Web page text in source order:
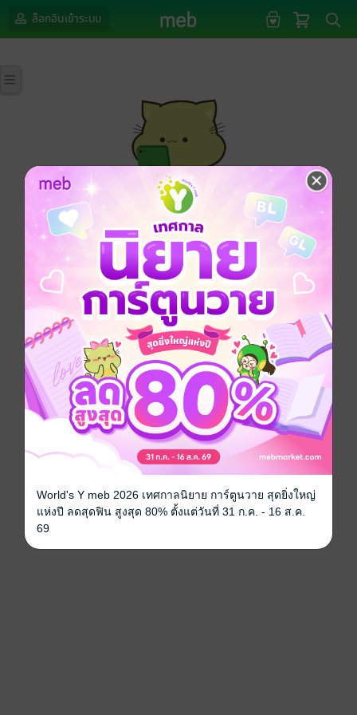
ล็อกอินเข้าระบบ
กรุณาเข้าสู่ระบบก่อนดำเนินรายการด้วยค่ะ
ล็อกอินเข้าระบบ
World's Y meb 2026 เทศกาลนิยาย การ์ตูนวาย สุดยิ่งใหญ่
แห่งปี ลดสุดฟิน สูงสุด 80% ตั้งแต่วันที่ 31 ก.ค. - 16 ส.ค.
69